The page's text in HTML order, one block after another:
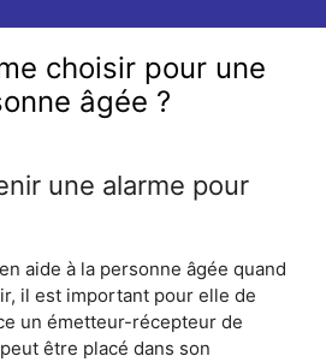
choisir pour une
âgée ?
une alarme pour
aide à la personne âgée quand
il est important pour elle de
un émetteur-récepteur de
être placé dans son